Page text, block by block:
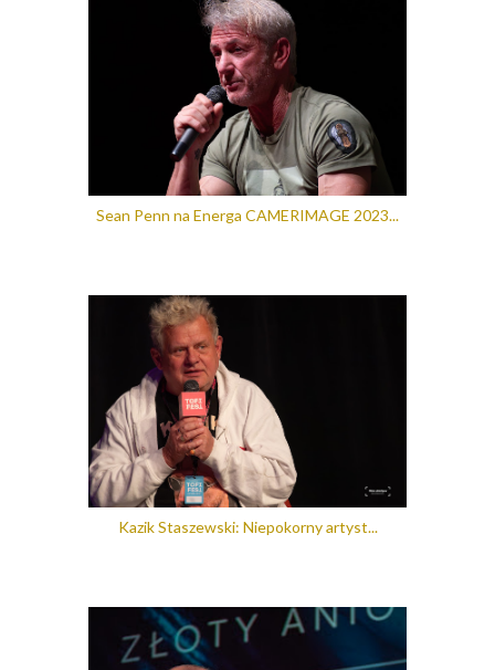
Sean Penn na Energa CAMERIMAGE 2023...
Kazik Staszewski: Niepokorny artyst...